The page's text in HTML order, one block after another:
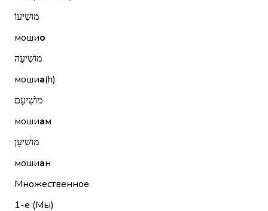
מוֹשִׁיעוֹ
мошио
מוֹשִׁיעָהּ
мошиа(h)
מוֹשִׁיעָם
мошиам
מוֹשִׁיעָן
мошиан
Множественное
1-е (Мы)